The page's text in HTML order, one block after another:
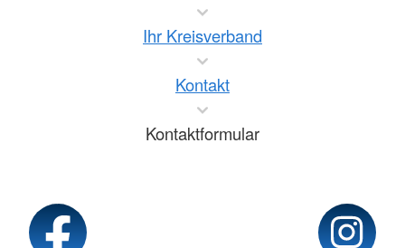
Ihr Kreisverband
Kontakt
Kontaktformular